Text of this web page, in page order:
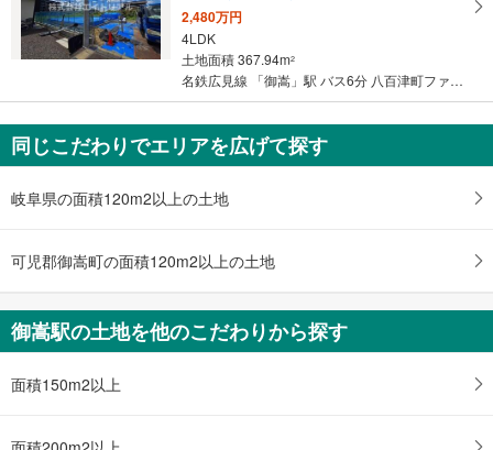
2,480万円
4LDK
土地面積 367.94m2
名鉄広見線 「御嵩」駅 バス6分 八百津町ファミリーセンター前 バス停下車 徒歩4分
同じこだわりでエリアを広げて探す
岐阜県の面積120m2以上の土地
可児郡御嵩町の面積120m2以上の土地
御嵩駅の土地を他のこだわりから探す
面積150m2以上